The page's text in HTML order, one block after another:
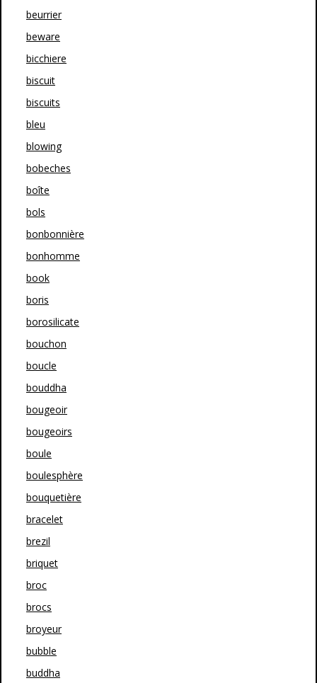
beurrier
beware
bicchiere
biscuit
biscuits
bleu
blowing
bobeches
boîte
bols
bonbonnière
bonhomme
book
boris
borosilicate
bouchon
boucle
bouddha
bougeoir
bougeoirs
boule
boulesphère
bouquetière
bracelet
brezil
briquet
broc
brocs
broyeur
bubble
buddha